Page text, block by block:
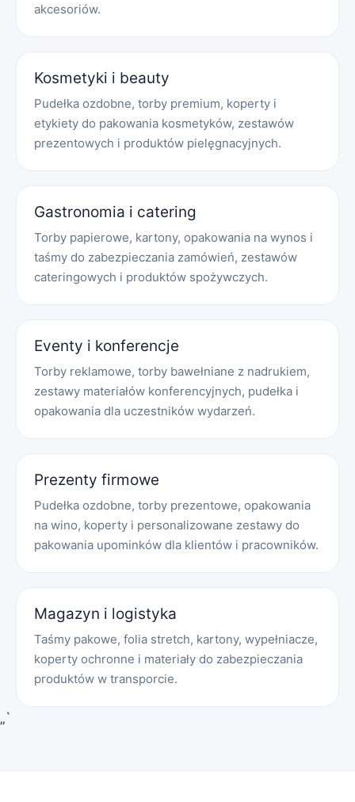
akcesoriów.
Kosmetyki i beauty
Pudełka ozdobne, torby premium, koperty i
etykiety do pakowania kosmetyków, zestawów
prezentowych i produktów pielęgnacyjnych.
Gastronomia i catering
Torby papierowe, kartony, opakowania na wynos i
taśmy do zabezpieczania zamówień, zestawów
cateringowych i produktów spożywczych.
Eventy i konferencje
Torby reklamowe, torby bawełniane z nadrukiem,
zestawy materiałów konferencyjnych, pudełka i
opakowania dla uczestników wydarzeń.
Prezenty firmowe
Pudełka ozdobne, torby prezentowe, opakowania
na wino, koperty i personalizowane zestawy do
pakowania upominków dla klientów i pracowników.
Magazyn i logistyka
Taśmy pakowe, folia stretch, kartony, wypełniacze,
koperty ochronne i materiały do zabezpieczania
produktów w transporcie.
„`